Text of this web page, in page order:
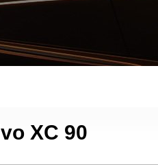
XC 90